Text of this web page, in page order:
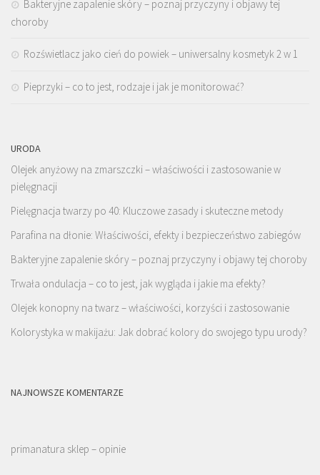
Bakteryjne zapalenie skóry – poznaj przyczyny i objawy tej
choroby
Rozświetlacz jako cień do powiek – uniwersalny kosmetyk 2 w 1
Pieprzyki – co to jest, rodzaje i jak je monitorować?
URODA
Olejek anyżowy na zmarszczki – właściwości i zastosowanie w
pielęgnacji
Pielęgnacja twarzy po 40: Kluczowe zasady i skuteczne metody
Parafina na dłonie: Właściwości, efekty i bezpieczeństwo zabiegów
Bakteryjne zapalenie skóry – poznaj przyczyny i objawy tej choroby
Trwała ondulacja – co to jest, jak wygląda i jakie ma efekty?
Olejek konopny na twarz – właściwości, korzyści i zastosowanie
Kolorystyka w makijażu: Jak dobrać kolory do swojego typu urody?
NAJNOWSZE KOMENTARZE
primanatura sklep – opinie